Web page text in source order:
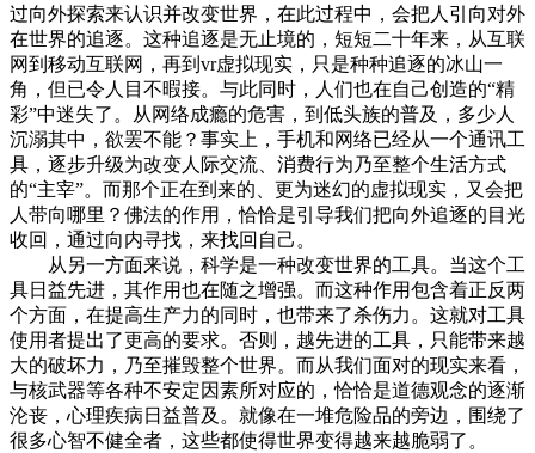
过向外探索来认识并改变世界，在此过程中，会把人引向对外
在世界的追逐。这种追逐是无止境的，短短二十年来，从互联
网到移动互联网，再到vr虚拟现实，只是种种追逐的冰山一
角，但已令人目不暇接。与此同时，人们也在自己创造的“精
彩”中迷失了。从网络成瘾的危害，到低头族的普及，多少人
沉溺其中，欲罢不能？事实上，手机和网络已经从一个通讯工
具，逐步升级为改变人际交流、消费行为乃至整个生活方式
的“主宰”。而那个正在到来的、更为迷幻的虚拟现实，又会把
人带向哪里？佛法的作用，恰恰是引导我们把向外追逐的目光
收回，通过向内寻找，来找回自己。
从另一方面来说，科学是一种改变世界的工具。当这个工
具日益先进，其作用也在随之增强。而这种作用包含着正反两
个方面，在提高生产力的同时，也带来了杀伤力。这就对工具
使用者提出了更高的要求。否则，越先进的工具，只能带来越
大的破坏力，乃至摧毁整个世界。而从我们面对的现实来看，
与核武器等各种不安定因素所对应的，恰恰是道德观念的逐渐
沦丧，心理疾病日益普及。就像在一堆危险品的旁边，围绕了
很多心智不健全者，这些都使得世界变得越来越脆弱了。